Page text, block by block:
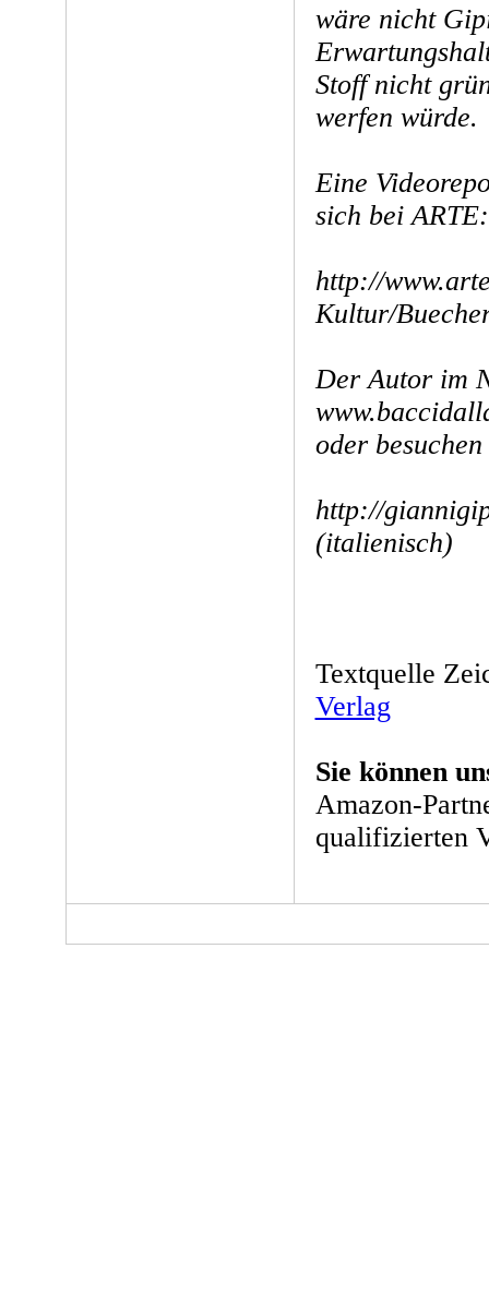
wäre nicht
Stoff nicht
werfen würde.
Eine
sich bei ARTE:
http://
Kultur/
Der Autor im
oder
http://
(italienisch)
Textquelle
Verlag
Sie können
Amazon-
qualifizierten